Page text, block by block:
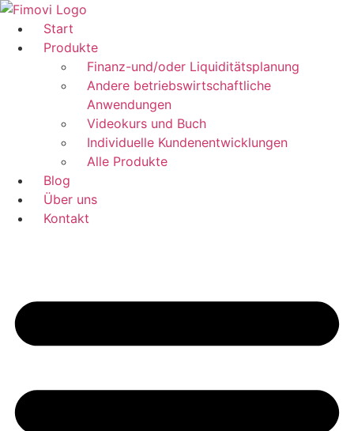
Zum
Inhalt
springen
Start
Produkte
Finanz-und/oder Liquiditätsplanung
Andere betriebswirtschaftliche
Anwendungen
Videokurs und Buch
Individuelle Kundenentwicklungen
Alle Produkte
Blog
Über uns
Kontakt